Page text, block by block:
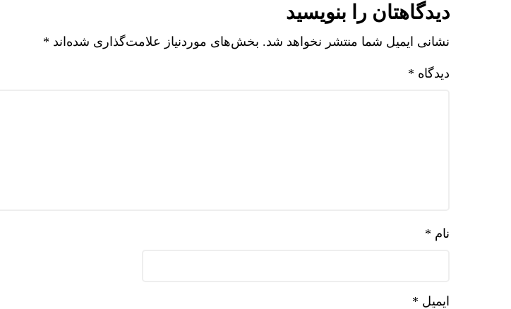
دیدگاهتان را بنویسید
نشانی ایمیل شما منتشر نخواهد شد. بخش‌های موردنیاز علامت‌گذاری شده‌اند *
دیدگاه *
نام *
ایمیل *